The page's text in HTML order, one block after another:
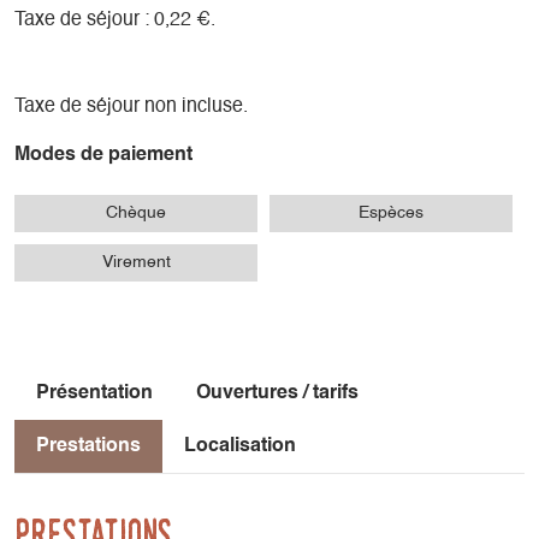
Taxe de séjour : 0,22 €.
Taxe de séjour non incluse.
Modes de paiement
Chèque Espèces
Virement
Présentation Ouvertures / tarifs
Prestations Localisation